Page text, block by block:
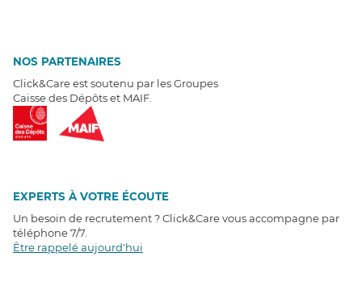
NOS PARTENAIRES
Click&Care est soutenu par les Groupes
Caisse des Dépôts et MAIF.
EXPERTS À VOTRE ÉCOUTE
Un besoin de recrutement ? Click&Care vous accompagne par
téléphone 7/7
Être rappelé aujourd'hui